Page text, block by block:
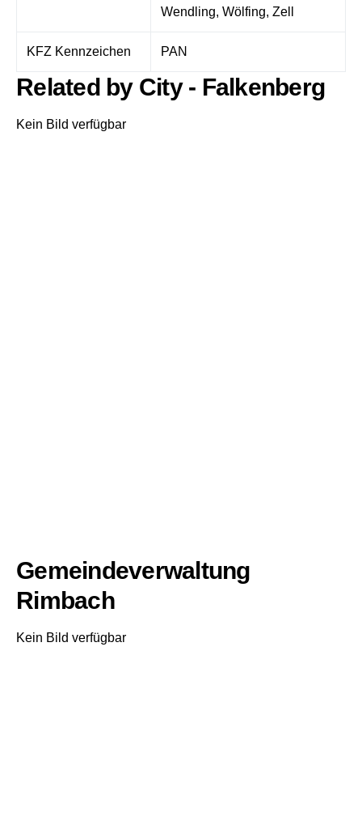
Wendling, Wölfing, Zell
KFZ Kennzeichen PAN
Related by City - Falkenberg
Kein Bild verfügbar
Gemeindeverwaltung
Rimbach
Kein Bild verfügbar